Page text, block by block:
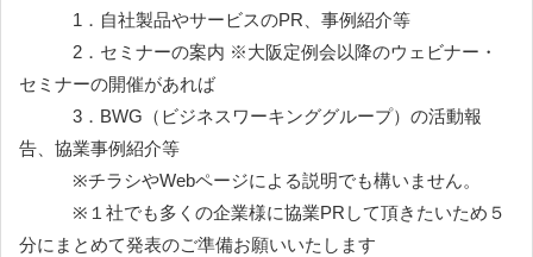
1．自社製品やサービスのPR、事例紹介等
2．セミナーの案内 ※大阪定例会以降のウェビナー・
セミナーの開催があれば
3．BWG（ビジネスワーキンググループ）の活動報
告、協業事例紹介等
※チラシやWebページによる説明でも構いません。
※１社でも多くの企業様に協業PRして頂きたいため５
分にまとめて発表のご準備お願いいたします